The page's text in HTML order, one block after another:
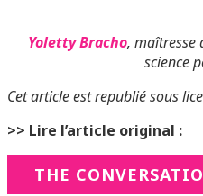
Yoletty Bracho, maîtresse
science
Cet article est republié sous
>> Lire l’article original :
THE